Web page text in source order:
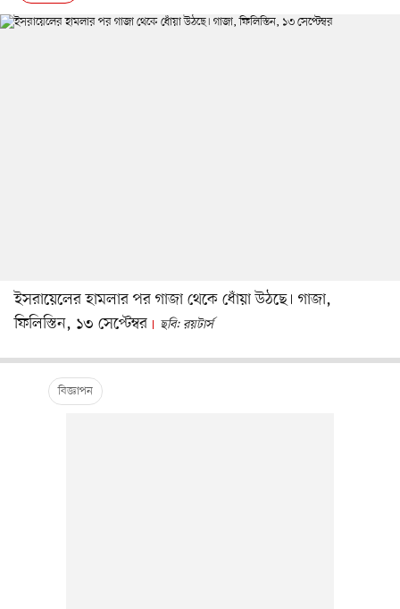
ইসরায়েলের হামলার পর গাজা থেকে ধোঁয়া উঠছে। গাজা,
ফিলিস্তিন, ১৩ সেপ্টেম্বর
ছবি: রয়টার্স